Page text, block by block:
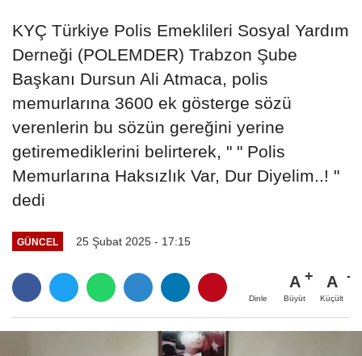
KYÇ Türkiye Polis Emeklileri Sosyal Yardım
Derneği (POLEMDER) Trabzon Şube
Başkanı Dursun Ali Atmaca, polis
memurlarına 3600 ek gösterge sözü
verenlerin bu sözün gereğini yerine
getiremediklerini belirterek, " " Polis
Memurlarına Haksızlık Var, Dur Diyelim..! "
dedi
GÜNCEL 25 Şubat 2025 - 17:15
Dinle
A
Büyüt
A
Küçült